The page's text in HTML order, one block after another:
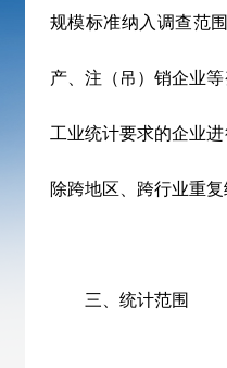
规模标准纳入调查范
产、注（吊）销企业
工业统计要求的企业
除跨地区、跨行业重复
三、统计范围